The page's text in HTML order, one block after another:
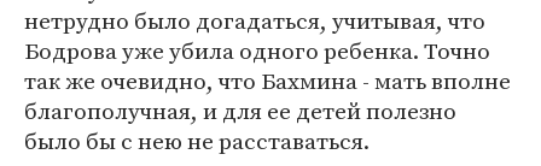
нетрудно было догадаться, учитывая, что
Бодрова уже убила одного ребенка. Точно
так же очевидно, что Бахмина - мать вполне
благополучная, и для ее детей полезно
было бы с нею не расставаться.